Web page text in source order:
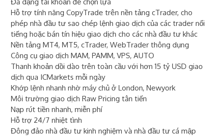
Hỗ trợ tính năng CopyTrade trên nền tảng cTrader, cho
phép nhà đầu tư sao chép lệnh giao dịch của các trader nổi
tiếng hoặc bán tín hiệu giao dịch cho các nhà đầu tư khác
Nền tảng MT4, MT5, cTrader, WebTrader thông dụng
Công cụ giao dịch MAM, PAMM, VPS, AUTO
Thanh khoản dồi dào trên toàn cầu với hơn 15 tỷ USD giao
dịch qua ICMarkets mỗi ngày
Khớp lệnh nhanh nhờ máy chủ ở London, Newyork
Môi trường giao dịch Raw Pricing tân tiến
Nạp rút tiền nhanh, miễn phí
Hỗ trợ 24/7 nhiệt tình
Đông đảo nhà đầu tư kinh nghiệm và nhà đầu tư cá mập